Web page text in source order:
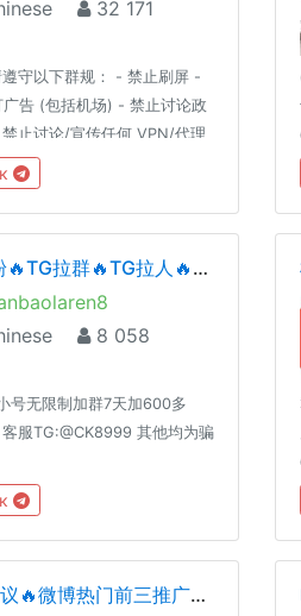
32 171
守以下群规： - 禁止刷屏 -
告 (包括机场) - 禁止讨论政
止讨论/宣传任何 VPN/代理
力、血腥、赌博等详细解释
1265812对以上群规的有
则代表同意以上群规定。
道 : @doubi_a
拉人/拉群🔥僵尸粉🔥TG拉群🔥TG拉人🔥微博私信协议🔥拉群🔥群拉人微博账号热门🔥电报纸飞机拉人，指定群拉人🔥
8 058
号无限制加群7天加600多
服TG:@CK8999 其他均为骗
百度热议🔥微博热议🔥微博热门前三推广🔥微博私信协议🔥拉人/拉群🔥僵尸粉🔥TG拉群🔥TG拉人🔥微博私信协议🔥拉群🔥群拉人微博账号热门🔥电报纸飞机拉人，指定群拉人🔥